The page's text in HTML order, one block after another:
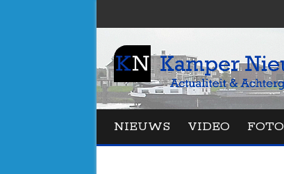
NIEUWS VIDEO FOTO